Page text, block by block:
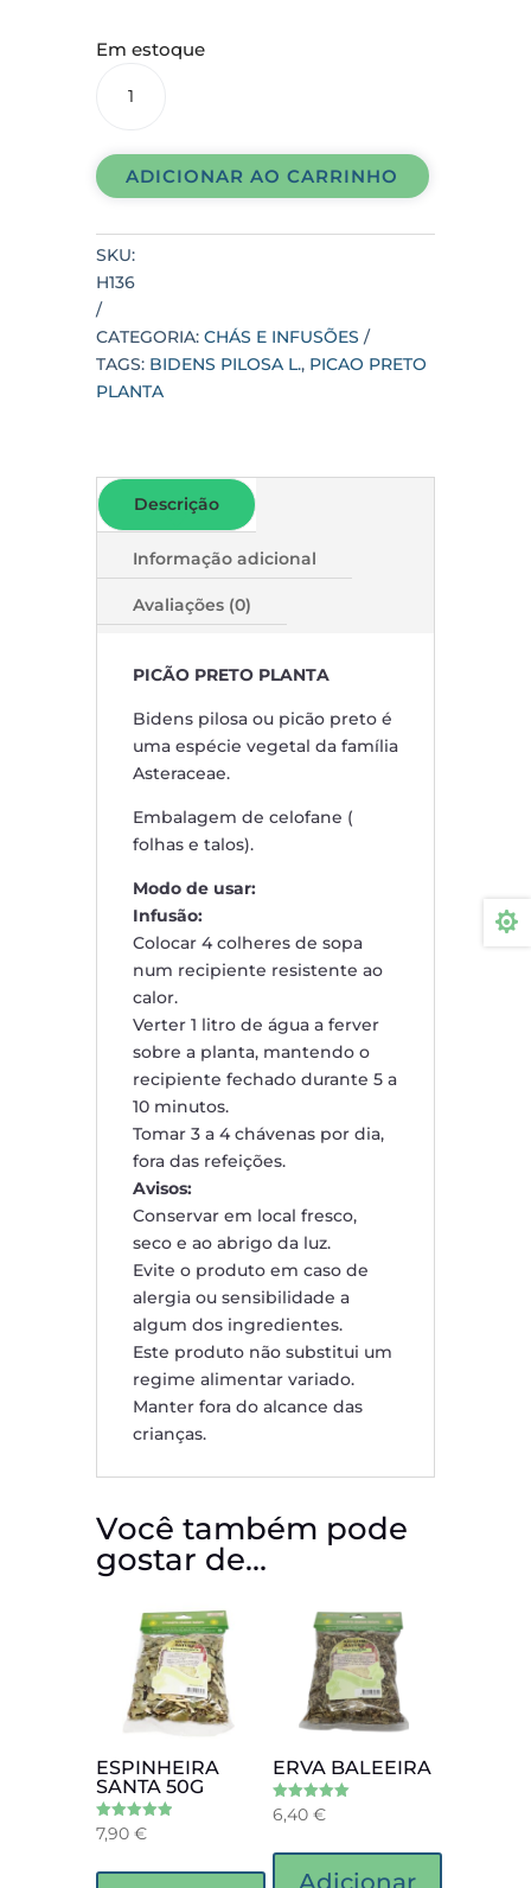
Em estoque
PRETO
quantidade
ADICIONAR AO CARRINHO
SKU:
H136
CATEGORIA: CHÁS E INFUSÕES
TAGS: BIDENS PILOSA L., PICAO PRETO
PLANTA
Descrição
Informação adicional
Avaliações (0)
PICÃO PRETO PLANTA
Bidens pilosa ou picão preto é
uma espécie vegetal da família
Asteraceae.
Embalagem de celofane (
folhas e talos).
Modo de usar:
Infusão:
Colocar 4 colheres de sopa
num recipiente resistente ao
calor.
Verter 1 litro de água a ferver
sobre a planta, mantendo o
recipiente fechado durante 5 a
10 minutos.
Tomar 3 a 4 chávenas por dia,
fora das refeições.
Avisos:
Conservar em local fresco,
seco e ao abrigo da luz.
Evite o produto em caso de
alergia ou sensibilidade a
algum dos ingredientes.
Este produto não substitui um
regime alimentar variado.
Manter fora do alcance das
crianças.
Você também pode
gostar de…
ESPINHEIRA
SANTA 50G
Avaliação
5.00
7,90 €
ERVA BALEEIRA
Avaliação
5.00
6,40 €
Adicionar
